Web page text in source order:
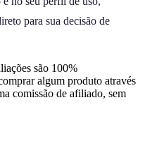
para sua decisão de
são 100%
algum produto através
comissão de afiliado, sem